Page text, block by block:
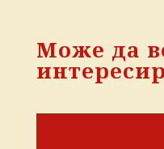
Може да